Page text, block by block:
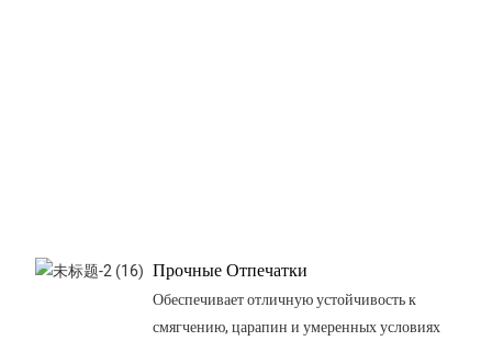
Прочные Отпечатки
Обеспечивает отличную устойчивость к
смягчению, царапин и умеренных условиях